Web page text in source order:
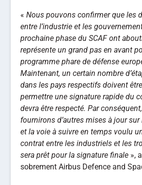
«Nous pouvons confirmer que les
entre l’industrie et les
prochaine phase du SCAF ont
représente un grand pas en avant
programme phare de défense
Maintenant, un certain nombre
dans les pays respectifs doivent
permettre une signature rapide du
devra être respecté. Par
fournirons d’autres mises à jour
et la voie à suivre en temps voulu
contrat entre les industriels et les
sera prêt pour la signature finale »,
sobrement Airbus Defence and